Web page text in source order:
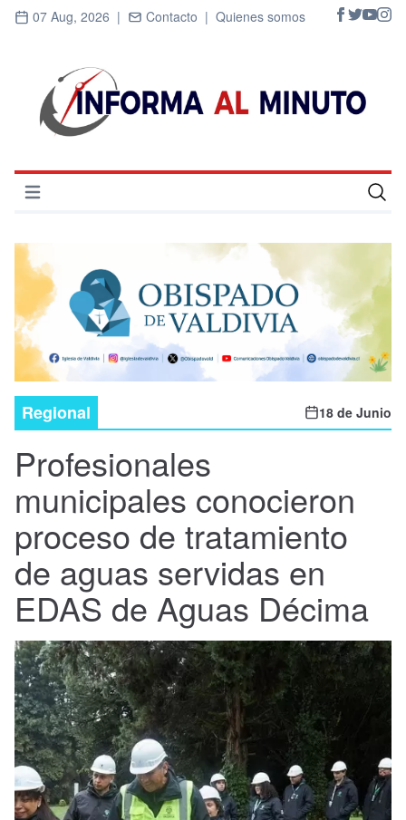
07 Aug, 2026 | Contacto | Quienes somos
Abrir menú
Cultura
Deportes
Economía
Entrevistas
Nacional
Política
Regional
Regional 18 de Junio
Profesionales
municipales conocieron
proceso de tratamiento
de aguas servidas en
EDAS de Aguas Décima